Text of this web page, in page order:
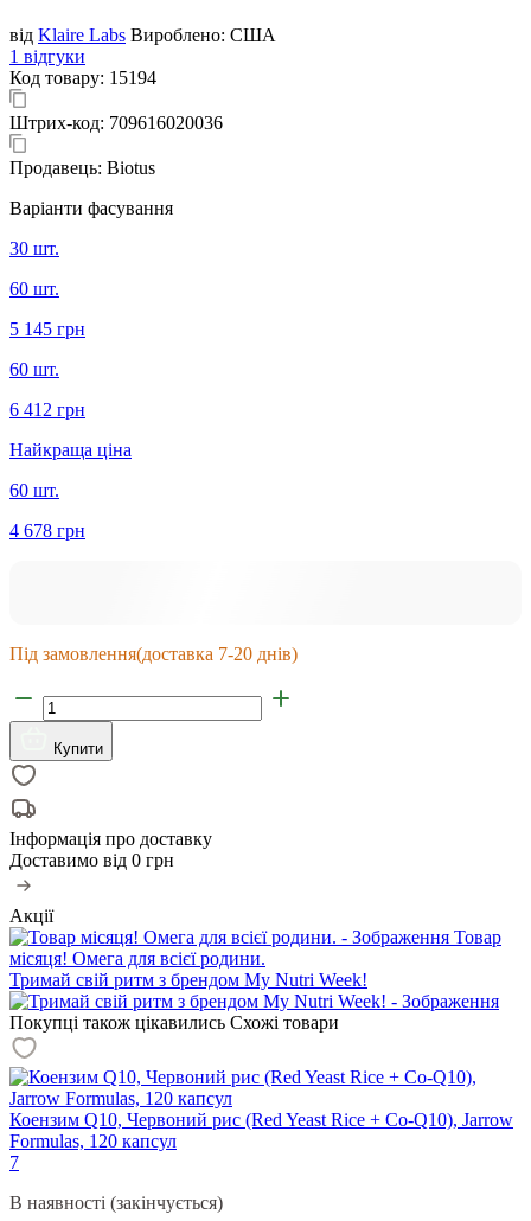
від Klaire Labs Вироблено: США
1 відгуки
Код товару: 15194
Штрих-код: 709616020036
Продавець: Biotus
Варіанти фасування
30 шт.
60 шт.
5 145 грн
60 шт.
6 412 грн
Найкраща ціна
60 шт.
4 678 грн
Під замовлення(доставка 7-20 днів)
Купити
Інформація про доставку
Доставимо від 0 грн
Акції
Товар
місяця! Омега для всієї родини.
Тримай свій ритм з брендом My Nutri Week!
Покупці також цікавились Схожі товари
Коензим Q10, Червоний рис (Red Yeast Rice + Co-Q10), Jarrow
Formulas, 120 капсул
7
В наявності (закінчується)